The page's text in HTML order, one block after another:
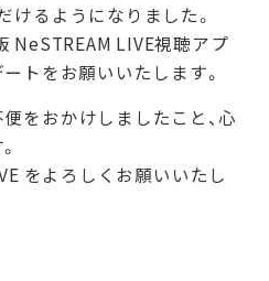
けるようになりました。
NeSTREAM LIVE視聴アプ
ートをお願いいたします。
をおかけしましたこと、心
をよろしくお願いいたし